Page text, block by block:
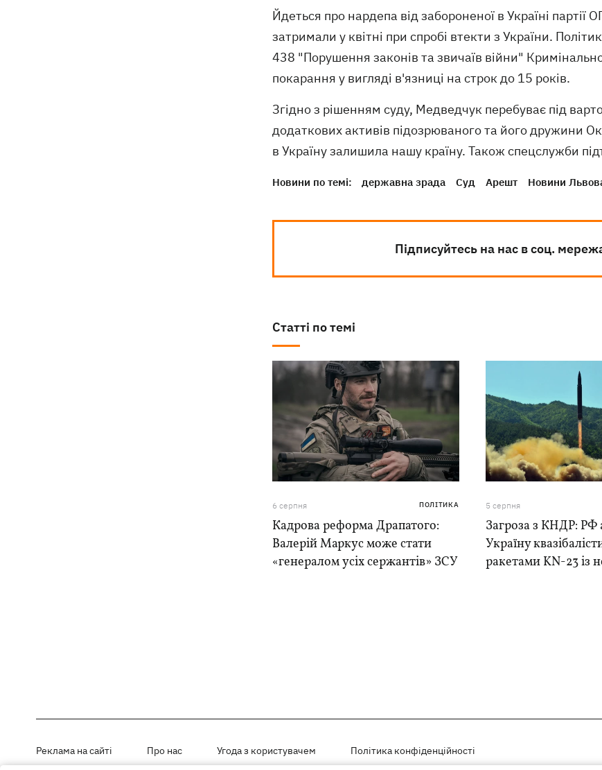
Йдеться про нардепа від забороненої в Україні партії
затримали у квітні при спробі втекти з України.
438 "Порушення законів та звичаїв війни"
покарання у вигляді в'язниці на строк до 15 років.
Згідно з рішенням суду, Медведчук перебуває під
додаткових активів підозрюваного та його дружини
в Україну залишила нашу країну. Також спецслужби
Новини по темі: державна зрада Суд Арешт Новини
Підписуйтесь на нас в соц.
Статті по темі
6 серпня ПОЛІТИКА
Кадрова реформа Драпатого:
Валерій Маркус може стати
«генералом усіх сержантів» ЗСУ
5 серпня
Загроза з КНДР: РФ
Україну
ракетами KN-23 із
Реклама на сайті Про нас Угода з користувачем Політика конфіденційності